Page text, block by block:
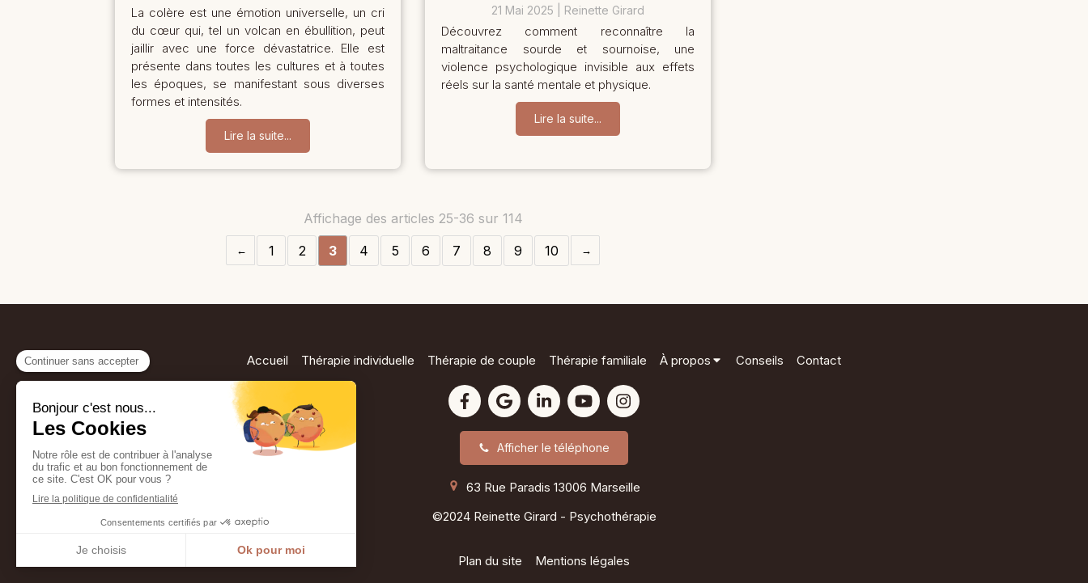
La colère est une émotion universelle, un cri
du cœur qui, tel un volcan en ébullition, peut
jaillir avec une force dévastatrice. Elle est
présente dans toutes les cultures et à toutes
les époques, se manifestant sous diverses
formes et intensités.
Lire la suite...
21 Mai 2025 Reinette Girard
Découvrez comment reconnaître la
maltraitance sourde et sournoise, une
violence psychologique invisible aux effets
réels sur la santé mentale et physique.
Lire la suite...
Affichage des articles 25-36 sur 114
1
2 3 4 5 6 7 8 9 10
Accueil Thérapie individuelle Thérapie de couple Thérapie familiale À propos Conseils Contact
Afficher le téléphone
63 Rue Paradis 13006 Marseille
©2024 Reinette Girard - Psychothérapie
Plan du site Mentions légales